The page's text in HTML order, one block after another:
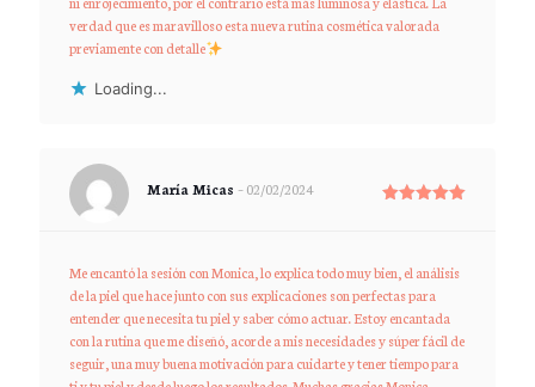
verdad que es maravilloso esta nueva rutina cosmética valorada
previamente con detalle
Loading...
María Micas –02/02/2024
Me encantó la sesión con Monica, lo explica todo muy bien, el análisis
de la piel que hace junto con sus explicaciones son perfectas para
entender que necesita tu piel y saber cómo actuar. Estoy encantada
con la rutina que me diseñó, acorde a mis necesidades y súper fácil de
seguir, una muy buena motivación para cuidarte y tener tiempo para